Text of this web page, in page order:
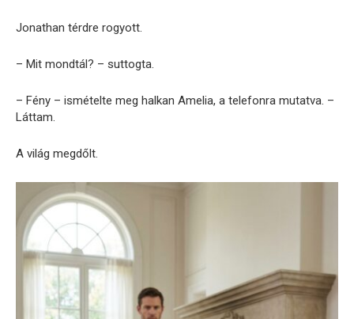
Jonathan térdre rogyott.
– Mit mondtál? – suttogta.
– Fény – ismételte meg halkan Amelia, a telefonra mutatva. –
Láttam.
A világ megdőlt.